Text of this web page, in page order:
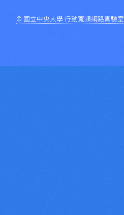
© 國立中央大學 行動寬頻網路實驗室